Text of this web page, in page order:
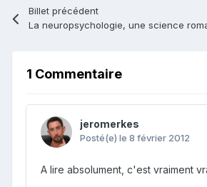
Billet précédent
1 Commentaire
jeromerkes
Posté(e) le 8 février 2012
A lire absolument, c'est vraiment